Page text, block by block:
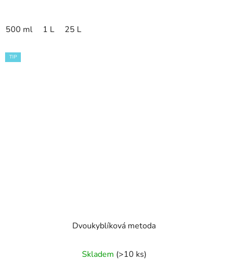
500 ml 1 L 25 L
TIP
Dvoukyblíková metoda
hodnocení
Skladem (>10 ks)